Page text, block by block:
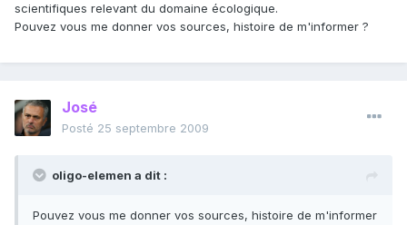
scientifiques relevant du domaine écologique.
Pouvez vous me donner vos sources, histoire de m'informer ?
José
Posté 25 septembre 2009
oligo-elemen a dit :
Pouvez vous me donner vos sources, histoire de m'informer